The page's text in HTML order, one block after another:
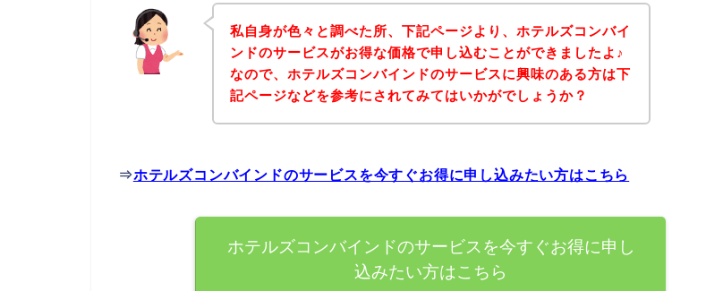
私自身が色々と調べた所、下記ページより、ホテルズコンバイ
ンドのサービスがお得な価格で申し込むことができましたよ♪
なので、ホテルズコンバインドのサービスに興味のある方は下
記ページなどを参考にされてみてはいかがでしょうか？
⇒ホテルズコンバインドのサービスを今すぐお得に申し込みたい方はこちら
ホテルズコンバインドのサービスを今すぐお得に申し
込みたい方はこちら